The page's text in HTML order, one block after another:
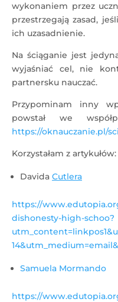
wykonaniem przez
przestrzegają zasad,
ich uzasadnienie.
Na ściąganie jest
wyjaśniać cel, nie
partnersku nauczać.
Przypominam inny
powstał we
https://oknauczanie.pl/
Korzystałam z artykułów:
Davida Cutlera
https://
dishonesty-high-schoo?
Samuela Mormando
https://